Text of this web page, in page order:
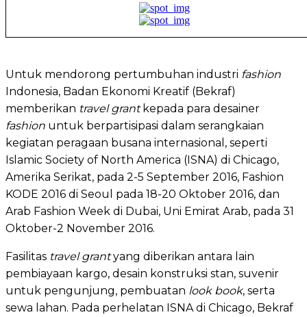
Untuk mendorong pertumbuhan industri fashion
Indonesia, Badan Ekonomi Kreatif (Bekraf)
memberikan travel grantkepada para desainer
fashion untuk berpartisipasi dalam serangkaian
kegiatan peragaan busana internasional, seperti
Islamic Society of North America (ISNA) di Chicago,
Amerika Serikat, pada 2-5 September 2016, Fashion
KODE 2016 di Seoul pada 18-20 Oktober 2016, dan
Arab Fashion Week di Dubai, Uni Emirat Arab, pada 31
Oktober-2 November 2016.
Fasilitas travel grantyang diberikan antara lain
pembiayaan kargo, desain konstruksi stan, suvenir
untuk pengunjung, pembuatan look book, serta
sewa lahan. Pada perhelatan ISNA di Chicago, Bekraf